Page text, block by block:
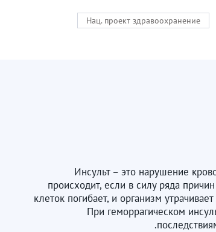
Нац. проект здравоохранение
Инсульт – это нарушение
происходит, если в силу ряда
клеток погибает, и организм
При геморрагическом